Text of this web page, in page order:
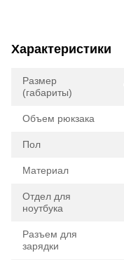
Характеристики
Размер
(габариты)
Объем рюкзака
Пол
Материал
Отдел для
ноутбука
Разъем для
зарядки